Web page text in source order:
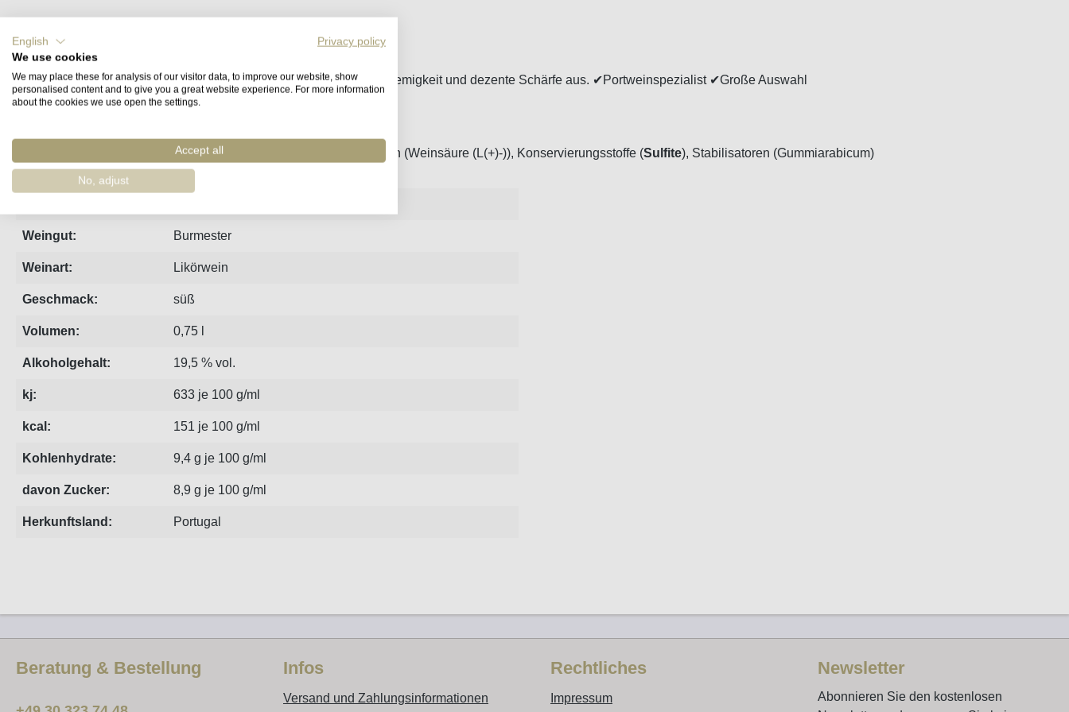
Burmesters weißer, süßer Portwein zeichnet sich durch fruchtige Cremigkeit und dezente Schärfe aus. ✔Portweinspezialist ✔Große Auswahl
Trauben, Alkohol aus Erzeugnissen der Weinrebe, Säureregulatoren (Weinsäure (L(+)-)), Konservierungsstoffe (Sulfite), Stabilisatoren (Gummiarabicum)
Weingut: Burmester
Weinart: Likörwein
Geschmack: süß
Volumen: 0,75 l
Alkoholgehalt: 19,5 % vol.
kj: 633 je 100 g/ml
kcal: 151 je 100 g/ml
Kohlenhydrate: 9,4 g je 100 g/ml
davon Zucker: 8,9 g je 100 g/ml
Herkunftsland: Portugal
Beratung & Bestellung Infos
Versand und Zahlungsinformationen
Rechtliches
Impressum
Newsletter
Abonnieren Sie den kostenlosen
English
Privacy policy
We use cookies
We may place these for analysis of our visitor data, to improve our website, show
personalised content and to give you a great website experience. For more information
about the cookies we use open the settings.
Accept all
No, adjust